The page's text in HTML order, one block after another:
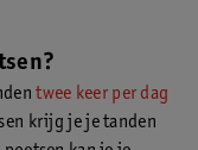
twee keer per dag
krijg je je tanden